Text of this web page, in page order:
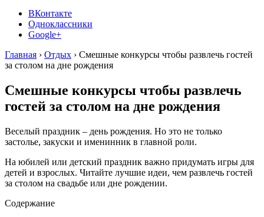
ВКонтакте
Одноклассники
Google+
Главная › Отдых › Смешные конкурсы чтобы развлечь гостей
за столом на дне рождения
Смешные конкурсы чтобы развлечь
гостей за столом на дне рождения
Веселый праздник – день рождения. Но это не только
застолье, закуски и именинник в главной роли.
На юбилей или детский праздник важно придумать игры для
детей и взрослых. Читайте лучшие идеи, чем развлечь гостей
за столом на свадьбе или дне рождении.
Содержание